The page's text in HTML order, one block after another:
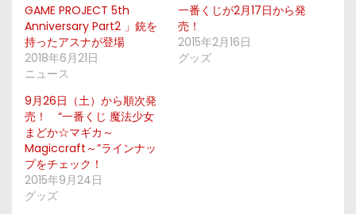
GAME PROJECT 5th
Anniversary Part2 」銃を
持ったアスナが登場
2018年6月21日
ニュース
一番くじが2月17日から発
売！
2015年2月16日
グッズ
9月26日（土）から順次発
売！ “一番くじ 魔法少女
まどか☆マギカ～
Magiccraft～”ラインナッ
プをチェック！
2015年9月24日
グッズ